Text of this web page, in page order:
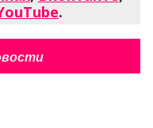
.